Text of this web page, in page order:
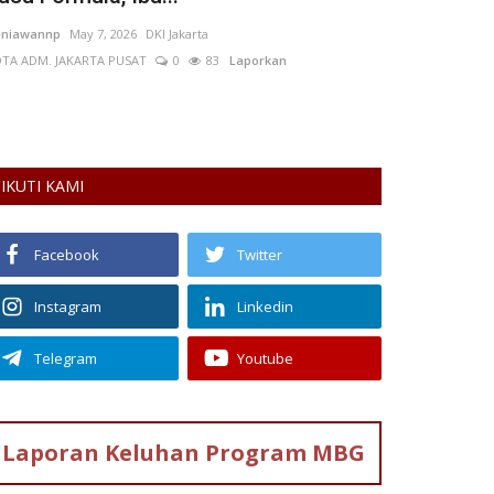
Arban Apr 14, 2026
Kalimantan Timur
SAMARINDA
0 35Laporkan
IKUTI KAMI
Facebook Twitter
Instagram Linkedin
Telegram Youtube
Laporan Keluhan Program MBG